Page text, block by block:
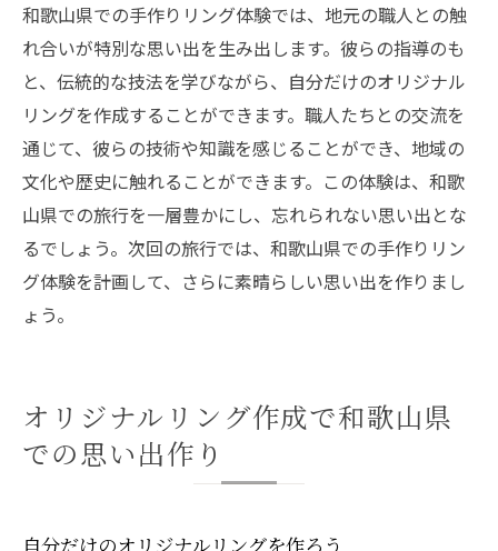
和歌山県での手作りリング体験では、地元の職人との触
れ合いが特別な思い出を生み出します。彼らの指導のも
と、伝統的な技法を学びながら、自分だけのオリジナル
リングを作成することができます。職人たちとの交流を
通じて、彼らの技術や知識を感じることができ、地域の
文化や歴史に触れることができます。この体験は、和歌
山県での旅行を一層豊かにし、忘れられない思い出とな
るでしょう。次回の旅行では、和歌山県での手作りリン
グ体験を計画して、さらに素晴らしい思い出を作りまし
ょう。
オリジナルリング作成で和歌山県
での思い出作り
自分だけのオリジナルリングを作ろう